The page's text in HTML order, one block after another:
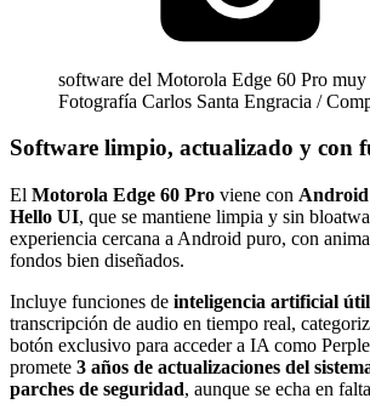
software del Motorola Edge 60 Pro
Fotografía Carlos Santa Engracia /
Software limpio, actualizado y con
El Motorola Edge 60 Pro viene con Android
Hello UI, que se mantiene limpia y sin
experiencia cercana a Android puro, con
fondos bien diseñados.
Incluye funciones de inteligencia artificial
transcripción de audio en tiempo real,
botón exclusivo para acceder a IA como
promete 3 años de actualizaciones del
parches de seguridad, aunque se echa en